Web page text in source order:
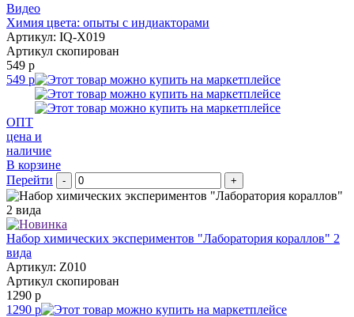
Видео
Химия цвета: опыты с индиакторами
Артикул: IQ-X019
Артикул скопирован
549 р
549 р
ОПТ
цена и
наличие
В корзине
Перейти
- +
Набор химических экспериментов "Лаборатория кораллов" 2
вида
Артикул: Z010
Артикул скопирован
1290 р
1290 р